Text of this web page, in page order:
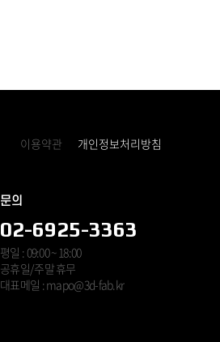
이용약관 개인정보처리방침
문의
02-6925-3363
평일 : 09:00 ~ 18:00
공휴일/주말 휴무
대표메일 : mapo@3d-fab.kr